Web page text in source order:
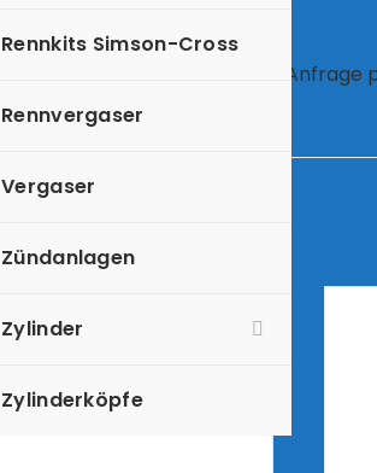
Rennkits Simson-Cross
Rennvergaser
Vergaser
Zündanlagen
Zylinder
Zylinderköpfe
(Weitere Übersetzungen auf Anfrage